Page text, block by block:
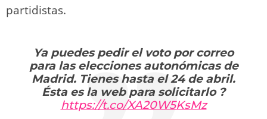
partidistas.
Ya puedes pedir el voto por correo
para las elecciones autonómicas de
Madrid. Tienes hasta el 24 de abril.
Ésta es la web para solicitarlo ?
https://t.co/XA20W5KsMz